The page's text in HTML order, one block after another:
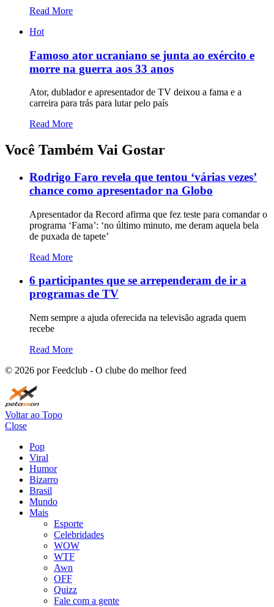
Read More
Hot
Famoso ator ucraniano se junta ao exército e
morre na guerra aos 33 anos
Ator, dublador e apresentador de TV deixou a fama e a
carreira para trás para lutar pelo país
Read More
Você Também Vai Gostar
Rodrigo Faro revela que tentou ‘várias vezes’
chance como apresentador na Globo
Apresentador da Record afirma que fez teste para comandar o
programa ‘Fama’: ‘no último minuto, me deram aquela bela
de puxada de tapete’
Read More
6 participantes que se arrependeram de ir a
programas de TV
Nem sempre a ajuda oferecida na televisão agrada quem
recebe
Read More
© 2026 por Feedclub - O clube do melhor feed
Voltar ao Topo
Close
Pop
Viral
Humor
Bizarro
Brasil
Mundo
Mais
Esporte
Celebridades
WOW
WTF
Awn
OFF
Quizz
Fale com a gente